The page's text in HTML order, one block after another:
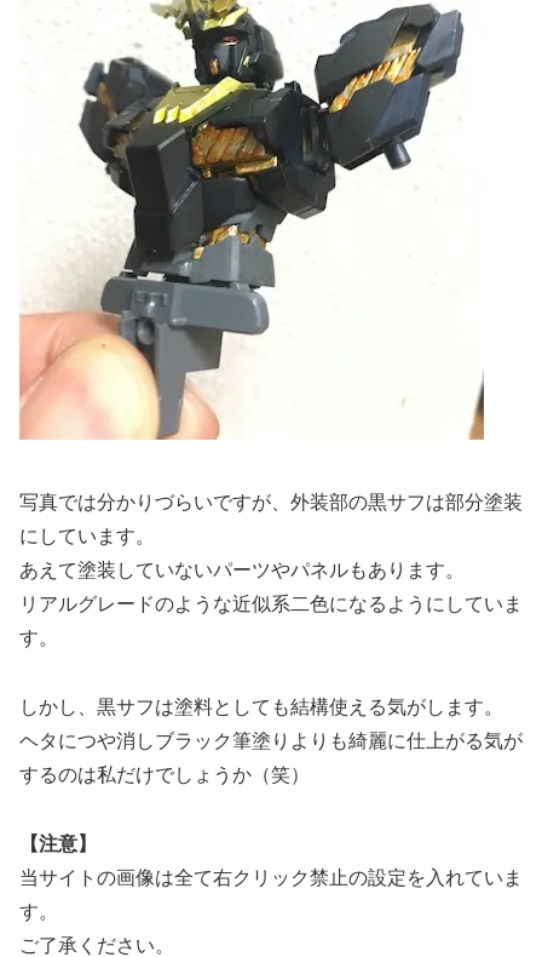
写真では分かりづらいですが、外装部の黒サフは部分塗装
にしています。
あえて塗装していないパーツやパネルもあります。
リアルグレードのような近似系二色になるようにしていま
す。
しかし、黒サフは塗料としても結構使える気がします。
ヘタにつや消しブラック筆塗りよりも綺麗に仕上がる気が
するのは私だけでしょうか（笑）
【注意】
当サイトの画像は全て右クリック禁止の設定を入れていま
す。
ご了承ください。